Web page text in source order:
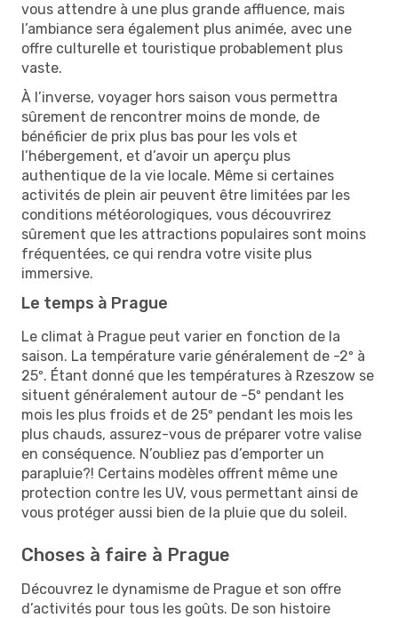
vous attendre à une plus grande affluence, mais
l’ambiance sera également plus animée, avec une
offre culturelle et touristique probablement plus
vaste.
À l’inverse, voyager hors saison vous permettra
sûrement de rencontrer moins de monde, de
bénéficier de prix plus bas pour les vols et
l’hébergement, et d’avoir un aperçu plus
authentique de la vie locale. Même si certaines
activités de plein air peuvent être limitées par les
conditions météorologiques, vous découvrirez
sûrement que les attractions populaires sont moins
fréquentées, ce qui rendra votre visite plus
immersive.
Le temps à Prague
Le climat à Prague peut varier en fonction de la
saison. La température varie généralement de -2º à
25º. Étant donné que les températures à Rzeszow se
situent généralement autour de -5º pendant les
mois les plus froids et de 25º pendant les mois les
plus chauds, assurez-vous de préparer votre valise
en conséquence. N’oubliez pas d’emporter un
parapluie?! Certains modèles offrent même une
protection contre les UV, vous permettant ainsi de
vous protéger aussi bien de la pluie que du soleil.
Choses à faire à Prague
Découvrez le dynamisme de Prague et son offre
d’activités pour tous les goûts. De son histoire